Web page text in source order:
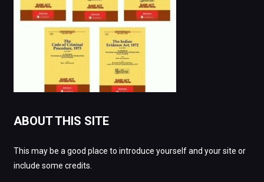
ABOUT THIS SITE
This may be a good place to introduce yourself and your site or
include some credits.